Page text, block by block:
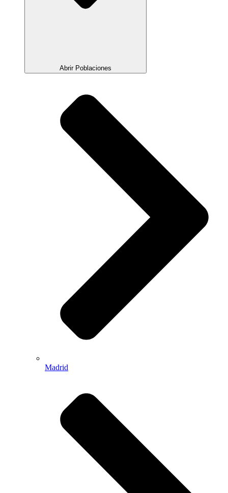
Abrir Poblaciones
Madrid